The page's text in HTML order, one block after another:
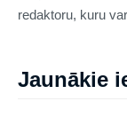
Jaunākie
redaktoru, kuru